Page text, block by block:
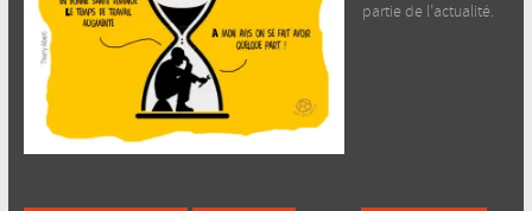
partie de l’actualité.